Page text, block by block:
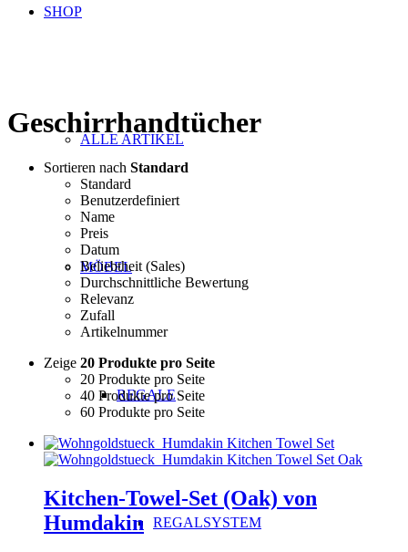
SHOP
ALLE ARTIKEL
MÖBEL
REGALE
REGALSYSTEM
Geschirrhandtücher
Sortieren nach Standard
Standard
Benutzerdefiniert
Name
Preis
Datum
Beliebtheit (Sales)
Durchschnittliche Bewertung
Relevanz
Zufall
Artikelnummer
Zeige 20 Produkte pro Seite
20 Produkte pro Seite
40 Produkte pro Seite
60 Produkte pro Seite
Kitchen-Towel-Set (Oak) von
Humdakin